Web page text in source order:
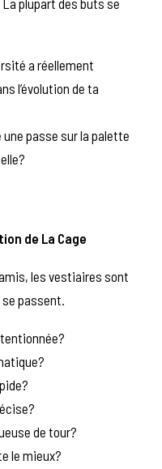
a réellement
l’évolution de ta
une passe sur la palette
de La Cage
les vestiaires sont
passent.
de tour?
le mieux?